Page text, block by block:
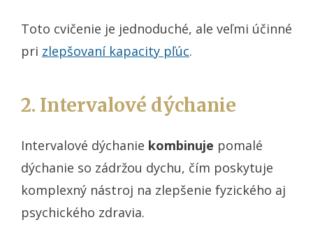
Toto cvičenie je jednoduché, ale veľmi účinné
pri zlepšovaní kapacity pľúc.
2. Intervalové dýchanie
Intervalové dýchanie kombinuje pomalé
dýchanie so zádržou dychu, čím poskytuje
komplexný nástroj na zlepšenie fyzického aj
psychického zdravia.